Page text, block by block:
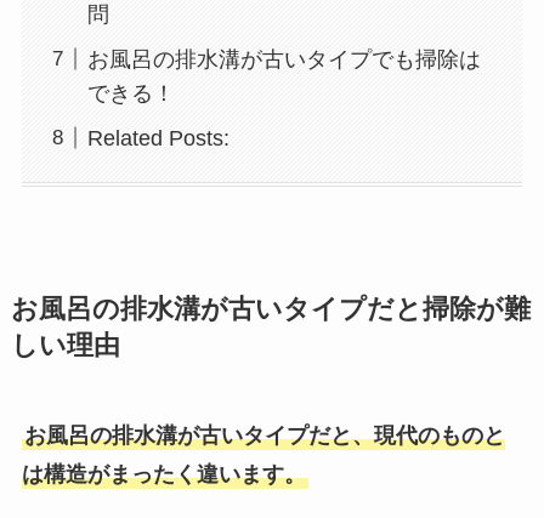
問
お風呂の排水溝が古いタイプでも掃除は
できる！
Related Posts:
お風呂の排水溝が古いタイプだと掃除が難
しい理由
お風呂の排水溝が古いタイプだと、現代のものと
は構造がまったく違います。